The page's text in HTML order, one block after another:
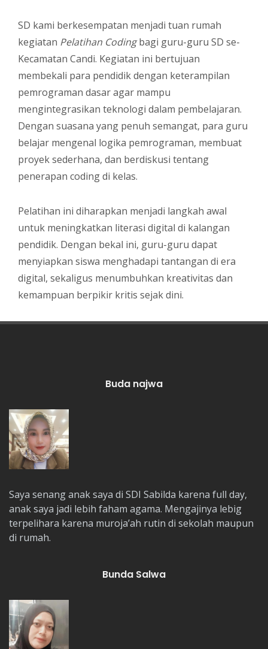
SD kami berkesempatan menjadi tuan rumah
kegiatan Pelatihan Codingbagi guru-guru SD se-
Kecamatan Candi. Kegiatan ini bertujuan
membekali para pendidik dengan keterampilan
pemrograman dasar agar mampu
mengintegrasikan teknologi dalam pembelajaran.
Dengan suasana yang penuh semangat, para guru
belajar mengenal logika pemrograman, membuat
proyek sederhana, dan berdiskusi tentang
penerapan coding di kelas.
Pelatihan ini diharapkan menjadi langkah awal
untuk meningkatkan literasi digital di kalangan
pendidik. Dengan bekal ini, guru-guru dapat
menyiapkan siswa menghadapi tantangan di era
digital, sekaligus menumbuhkan kreativitas dan
kemampuan berpikir kritis sejak dini.
Buda najwa
Saya senang anak saya di SDI Sabilda karena full day,
anak saya jadi lebih faham agama. Mengajinya lebig
terpelihara karena muroja’ah rutin di sekolah maupun
di rumah.
Bunda Salwa